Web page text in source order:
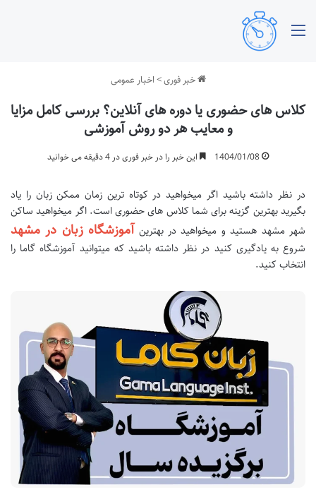
خبر فوری> اخبار عمومی
کلاس های حضوری یا دوره های آنلاین؟ بررسی کامل مزایا
و معایب هر دو روش آموزشی
1404/01/08 این خبر را در خبر فوری در 4 دقیقه می خوانید
در نظر داشته باشید اگر میخواهید در کوتاه ترین زمان ممکن زبان را یاد
بگیرید بهترین گزینه برای شما کلاس های حضوری است. اگر میخواهید ساکن
شهر مشهد هستید و میخواهید در بهترین آموزشگاه زبان در مشهد
شروع به یادگیری کنید در نظر داشته باشید که میتوانید آموزشگاه گاما را
انتخاب کنید.